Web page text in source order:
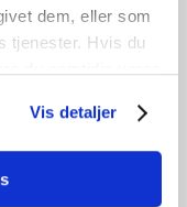
dem, eller som
tjenester. Hvis du
Vis detaljer